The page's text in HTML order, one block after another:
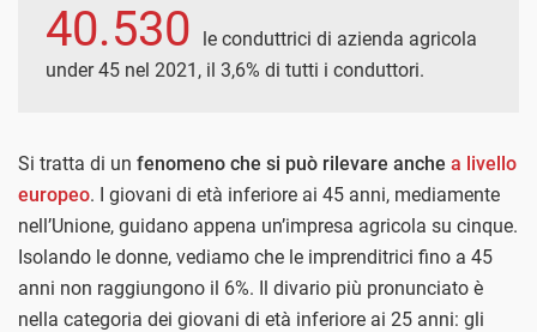
40.530
le conduttrici di azienda agricola
under 45 nel 2021, il 3,6% di tutti i conduttori.
Si tratta di un fenomeno che si può rilevare anche a livello
europeo. I giovani di età inferiore ai 45 anni, mediamente
nell’Unione, guidano appena un’impresa agricola su cinque.
Isolando le donne, vediamo che le imprenditrici fino a 45
anni non raggiungono il 6%. Il divario più pronunciato è
nella categoria dei giovani di età inferiore ai 25 anni: gli